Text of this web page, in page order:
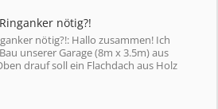
nötig?!
nötig?!: Hallo zusammen! Ich
unserer Garage (8m x 3.5m) aus
drauf soll ein Flachdach aus Holz